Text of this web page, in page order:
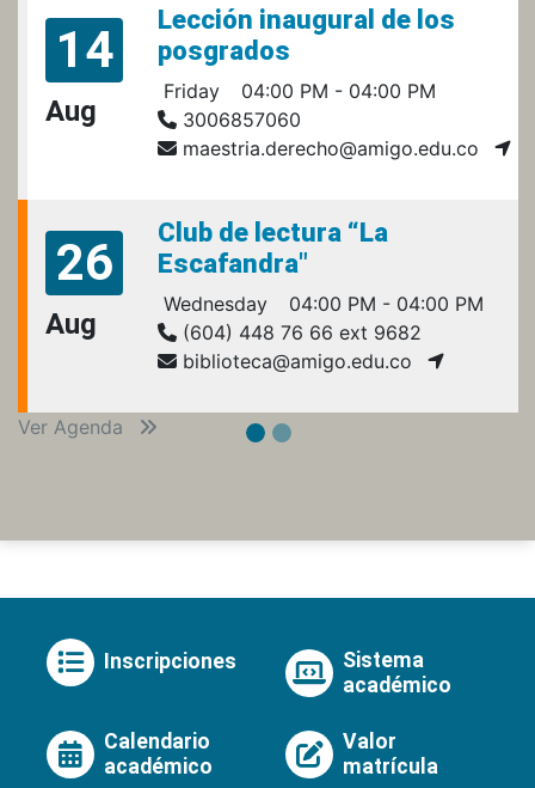
14
Aug
Lección inaugural de los
posgrados
Friday
04:00 PM - 04:00 PM
3006857060
maestria.derecho@amigo.edu.co
26
Aug
Club de lectura “La
Escafandra"
Wednesday
04:00 PM - 04:00 PM
(604) 448 76 66 ext 9682
biblioteca@amigo.edu.co
Ver Agenda
Inscripciones
Sistema
académico
Calendario
académico
Valor
matrícula